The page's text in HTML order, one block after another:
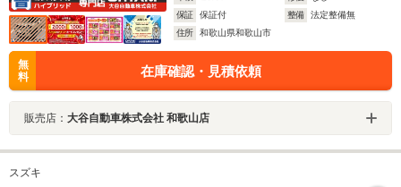
保証
保証付 整備
法定整備無
住所
和歌山県和歌山市
無
料
在庫確認・見積依頼
販売店： 大谷自動車株式会社 和歌山店
スズキ